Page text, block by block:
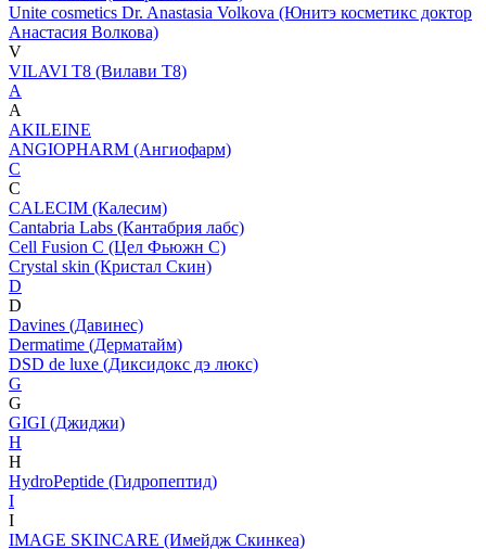
Unite cosmetics Dr. Anastasia Volkova (Юнитэ косметикс доктор
Анастасия Волкова)
V
VILAVI T8 (Вилави Т8)
A
A
AKILEINE
ANGIOPHARM (Ангиофарм)
C
C
CALECIM (Калесим)
Cantabria Labs (Кантабрия лабс)
Cell Fusion C (Цел Фьюжн С)
Crystal skin (Кристал Скин)
D
D
Davines (Давинес)
Dermatime (Дерматайм)
DSD de luxe (Диксидокс дэ люкс)
G
G
GIGI (Джиджи)
H
H
HydroPeptide (Гидропептид)
I
I
IMAGE SKINCARE (Имейдж Скинкеа)